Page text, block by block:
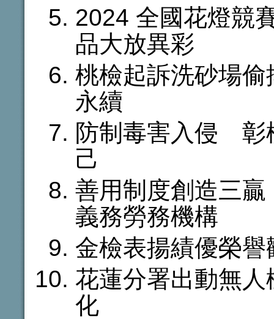
2024 全國花燈競
品大放異彩
桃檢起訴洗砂場
永續
防制毒害入侵 彰
己
善用制度創造三
義務勞務機構
金檢表揚績優榮
花蓮分署出動無
化